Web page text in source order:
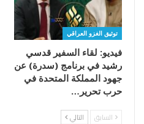
توثيق الغزو العراقي
فيديو: لقاء السفير قدسي
رشيد في برنامج (سدرة) عن
جهود المملكة المتحدة في
حرب تحرير…
السابق التالي